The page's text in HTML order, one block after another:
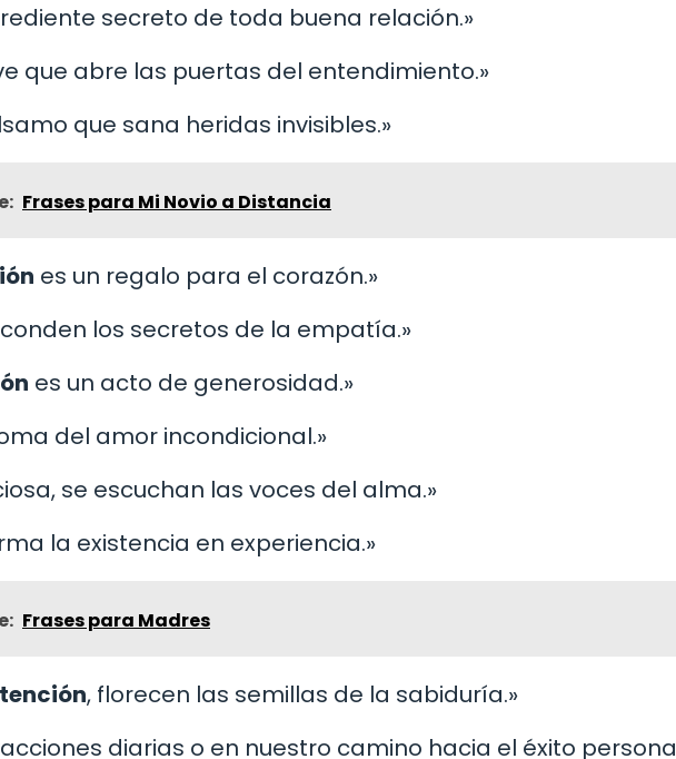
secreto de toda buena relación.»
que abre las puertas del entendimiento.»
que sana heridas invisibles.»
Frases para Mi Novio a Distancia
es un regalo para el corazón.»
los secretos de la empatía.»
es un acto de generosidad.»
del amor incondicional.»
se escuchan las voces del alma.»
la existencia en experiencia.»
Frases para Madres
, florecen las semillas de la sabiduría.»
diarias o en nuestro camino hacia el éxito